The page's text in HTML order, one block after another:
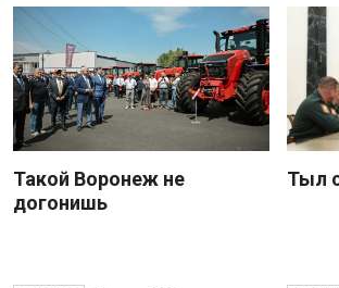
Такой Воронеж не
догонишь
Тыл